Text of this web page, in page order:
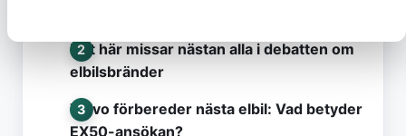
Det här missar nästan alla i debatten om
elbilsbränder
Volvo förbereder nästa elbil: Vad betyder
EX50-ansökan?